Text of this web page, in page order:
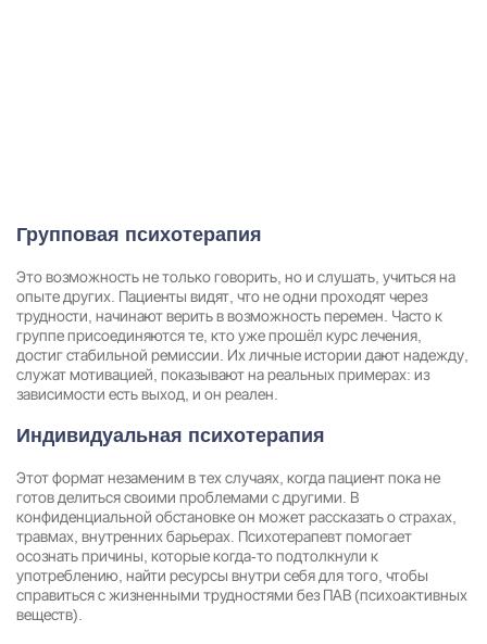
Групповая психотерапия
Это возможность не только говорить, но и слушать, учиться на
опыте других. Пациенты видят, что не одни проходят через
трудности, начинают верить в возможность перемен. Часто к
группе присоединяются те, кто уже прошёл курс лечения,
достиг стабильной ремиссии. Их личные истории дают надежду,
служат мотивацией, показывают на реальных примерах: из
зависимости есть выход, и он реален.
Индивидуальная психотерапия
Этот формат незаменим в тех случаях, когда пациент пока не
готов делиться своими проблемами с другими. В
конфиденциальной обстановке он может рассказать о страхах,
травмах, внутренних барьерах. Психотерапевт помогает
осознать причины, которые когда-то подтолкнули к
употреблению, найти ресурсы внутри себя для того, чтобы
справиться с жизненными трудностями без ПАВ (психоактивных
веществ).